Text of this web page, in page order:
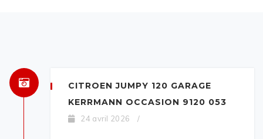
CITROEN JUMPY 120 GARAGE
KERRMANN OCCASION 9120 053
24 avril 2026 /